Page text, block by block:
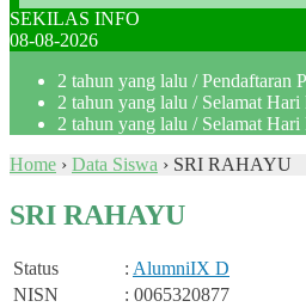
SEKILAS INFO
08-08-2026
2 tahun yang lalu / Pendaftaran
2 tahun yang lalu / Selamat
2 tahun yang lalu / Selamat
Home › Data Siswa › SRI RAHAYU
SRI RAHAYU
Status : AlumniIX D
NISN
: 0065320877